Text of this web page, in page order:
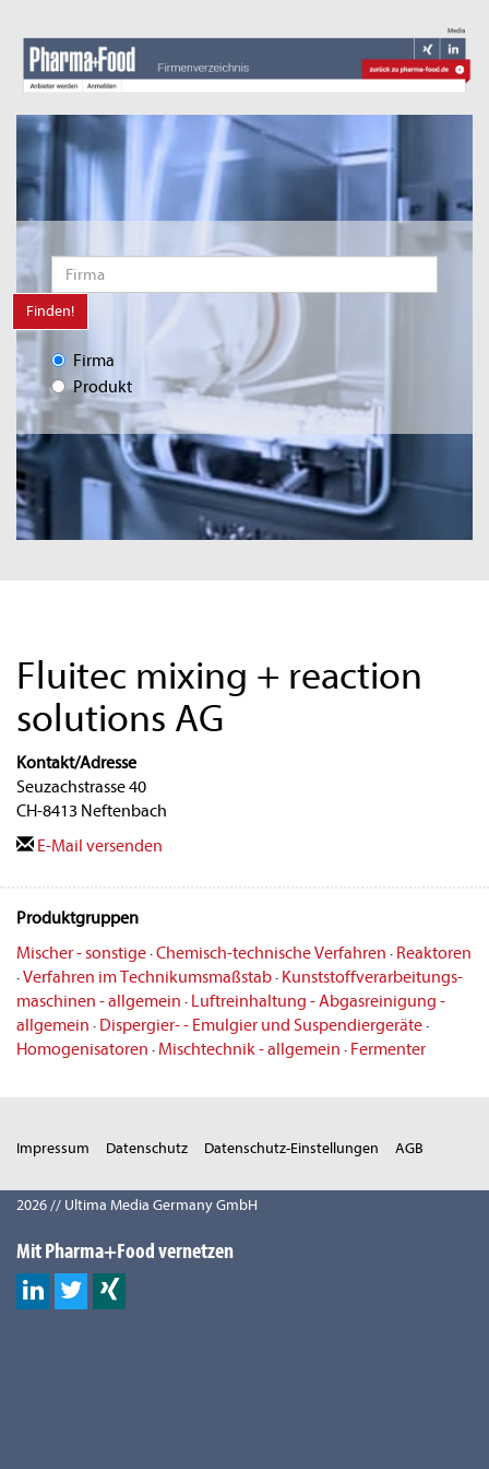
Finden!
Firma
Produkt
Fluitec mixing + reaction
solutions AG
Kontakt/Adresse
Seuzachstrasse 40
CH-8413 Neftenbach
E-Mail versenden
Produktgruppen
Mischer - sonstige·Chemisch-technische Verfahren · Reaktoren
·Verfahren im Technikumsmaßstab· Kunststoffverarbeitungs-
maschinen - allgemein · Luftreinhaltung - Abgasreinigung -
allgemein · Dispergier- - Emulgier und Suspendiergeräte·
Homogenisatoren · Mischtechnik - allgemein · Fermenter
Impressum Datenschutz Datenschutz-Einstellungen AGB
2026 // Ultima Media Germany GmbH
Mit Pharma+Food vernetzen